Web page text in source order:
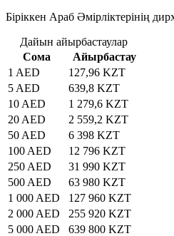
Біріккен Араб Әмірліктерінің
Дайын айырбастаулар
Сома
Айырбастау
1 AED
127,96 KZT
5 AED
639,8 KZT
10 AED
1 279,6 KZT
20 AED
2 559,2 KZT
50 AED
6 398 KZT
100 AED
12 796 KZT
250 AED
31 990 KZT
500 AED
63 980 KZT
1 000 AED
127 960 KZT
2 000 AED
255 920 KZT
5 000 AED
639 800 KZT